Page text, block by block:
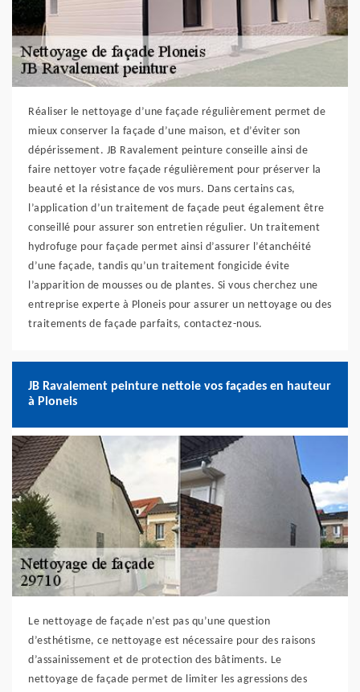
Réaliser le nettoyage d’une façade régulièrement permet de
mieux conserver la façade d’une maison, et d’éviter son
dépérissement. JB Ravalement peinture conseille ainsi de
faire nettoyer votre façade régulièrement pour préserver la
beauté et la résistance de vos murs. Dans certains cas,
l’application d’un traitement de façade peut également être
conseillé pour assurer son entretien régulier. Un traitement
hydrofuge pour façade permet ainsi d’assurer l’étanchéité
d’une façade, tandis qu’un traitement fongicide évite
l’apparition de mousses ou de plantes. Si vous cherchez une
entreprise experte à Ploneis pour assurer un nettoyage ou des
traitements de façade parfaits, contactez-nous.
JB Ravalement peinture nettoie vos façades en hauteur
à Ploneis
Le nettoyage de façade n’est pas qu’une question
d’esthétisme, ce nettoyage est nécessaire pour des raisons
d’assainissement et de protection des bâtiments. Le
nettoyage de façade permet de limiter les agressions des